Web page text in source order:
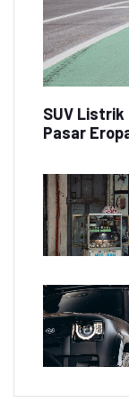
SUV Listrik
Pasar